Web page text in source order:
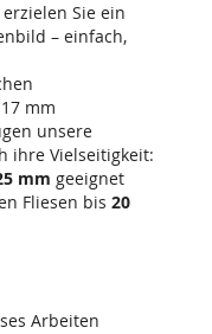
Sie ein
– einfach,
mm
unsere
ihre Vielseitigkeit:
mm geeignet
Fliesen bis 20
Arbeiten